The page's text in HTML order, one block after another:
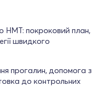
НМТ: покроковий план,
швидкого
прогалин, допомога з
до контрольних